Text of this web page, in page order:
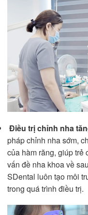
Điều trị chỉnh nha
pháp chỉnh nha sớm,
của hàm răng, giúp trẻ
vấn đề nha khoa về
SDental luôn tạo môi
trong quá trình điều trị.